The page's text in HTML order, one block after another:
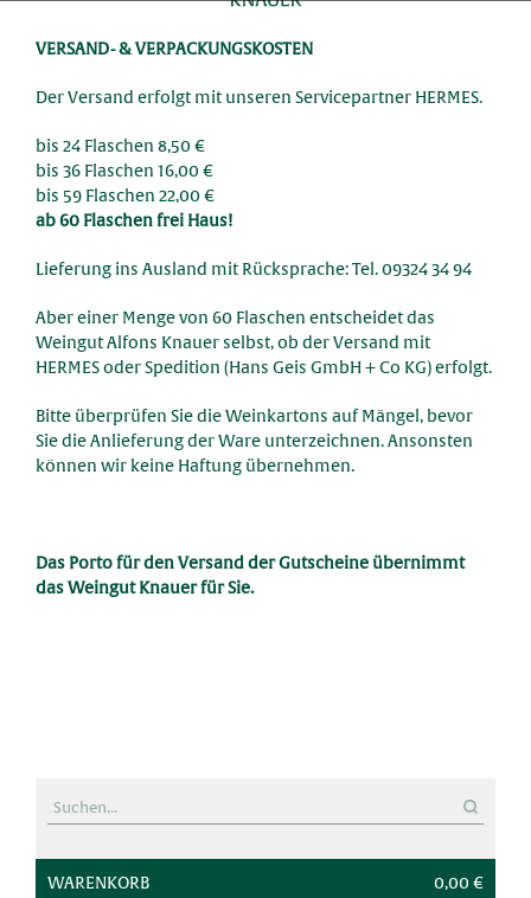
content
VERSAND- & VERPACKUNGSKOSTEN
Der Versand erfolgt mit unseren Servicepartner HERMES.
bis 24 Flaschen 8,50 €
bis 36 Flaschen 16,00 €
bis 59 Flaschen 22,00 €
ab 60 Flaschen frei Haus!
Lieferung ins Ausland mit Rücksprache: Tel. 09324 34 94
Aber einer Menge von 60 Flaschen entscheidet das
Weingut Alfons Knauer selbst, ob der Versand mit
HERMES oder Spedition (Hans Geis GmbH + Co KG) erfolgt.
Bitte überprüfen Sie die Weinkartons auf Mängel, bevor
Sie die Anlieferung der Ware unterzeichnen. Ansonsten
können wir keine Haftung übernehmen.
Das Porto für den Versand der Gutscheine übernimmt
das Weingut Knauer für Sie.
Suchen
WARENKORB 0,00 €